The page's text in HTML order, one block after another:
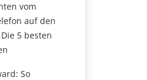
vom
auf den
5 besten
So